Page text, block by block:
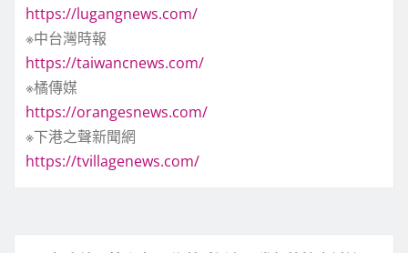
https://lugangnews.com/
※中台灣時報
https://taiwancnews.com/
※橘傳媒
https://orangesnews.com/
※下港之聲新聞網
https://tvillagenews.com/